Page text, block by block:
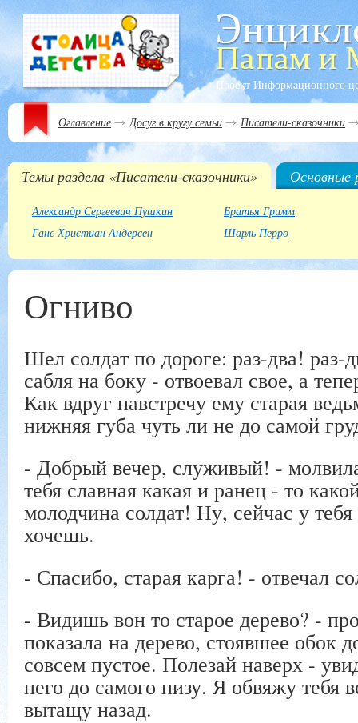
Проект Информационного
Оглавление Досуг в кругу семьи Писатели-сказочники
Темы раздела «Писатели-сказочники» Основные
Александр Сергеевич Пушкин
Ганс Христиан Андерсен
Братья Гримм
Шарль Перро
Огниво
Шел солдат по дороге: раз-два! раз-
сабля на боку - отвоевал свое, а
Как вдруг навстречу ему старая
нижняя губа чуть ли не до самой
- Добрый вечер, служивый! -
тебя славная какая и ранец - то
молодчина солдат! Ну, сейчас у тебя
хочешь.
- Спасибо, старая карга! - отвечал
- Видишь вон то старое дерево? -
показала на дерево, стоявшее обок
совсем пустое. Полезай наверх -
него до самого низу. Я обвяжу тебя
вытащу назад.